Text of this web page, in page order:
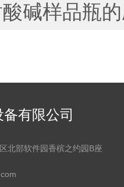
碱样品瓶
有限公司
北部软件园香槟之约园B座